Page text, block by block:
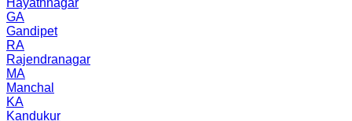
GA
Gandipet
RA
Rajendranagar
MA
Manchal
KA
Kandukur